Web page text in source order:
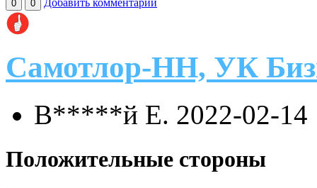
0 0 Добавить комментарий
Самотлор-НН, УК
В*****й Е. 2022-02-
Положительные стороны